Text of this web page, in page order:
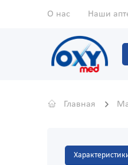
О нас Наши
Главная